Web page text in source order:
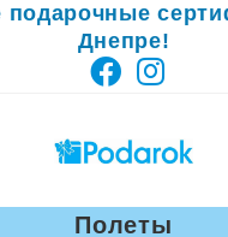
подарочные
Днепре!
Полеты